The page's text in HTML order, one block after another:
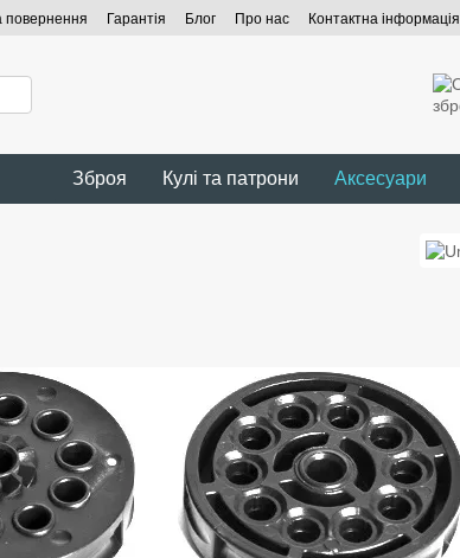
повернення Гарантія Блог Про нас Контактна інформація
Зброя Кулі та патрони Аксесуари